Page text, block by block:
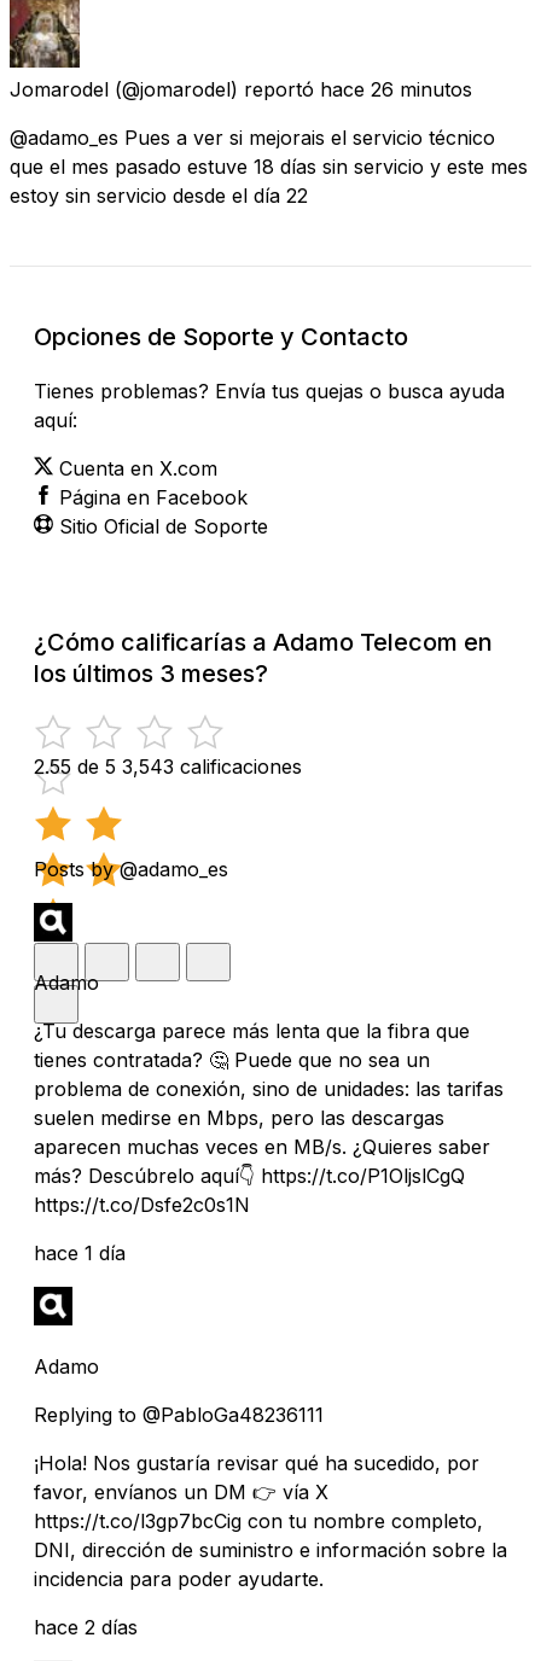
Jomarodel (@jomarodel) reportó hace 26 minutos
@adamo_es Pues a ver si mejorais el servicio técnico
que el mes pasado estuve 18 días sin servicio y este mes
estoy sin servicio desde el día 22
Opciones de Soporte y Contacto
Tienes problemas? Envía tus quejas o busca ayuda
aquí:
Cuenta en X.com
Página en Facebook
Sitio Oficial de Soporte
¿Cómo calificarías a Adamo Telecom en
los últimos 3 meses?
2.55 de 5 3,543 calificaciones
Posts by @adamo_es
Adamo
¿Tu descarga parece más lenta que la fibra que
tienes contratada? 🤔 Puede que no sea un
problema de conexión, sino de unidades: las tarifas
suelen medirse en Mbps, pero las descargas
aparecen muchas veces en MB/s. ¿Quieres saber
más? Descúbrelo aquí👇 https://t.co/P1OljslCgQ
https://t.co/Dsfe2c0s1N
hace 1 día
Adamo
Replying to @PabloGa48236111
¡Hola! Nos gustaría revisar qué ha sucedido, por
favor, envíanos un DM 👉 vía X
https://t.co/l3gp7bcCig con tu nombre completo,
DNI, dirección de suministro e información sobre la
incidencia para poder ayudarte.
hace 2 días